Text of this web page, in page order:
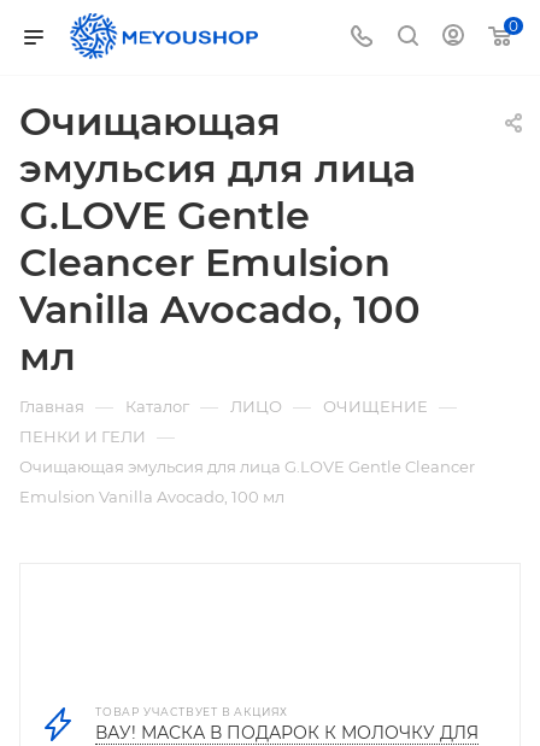
0
Очищающая
эмульсия для лица
G.LOVE Gentle
Cleancer Emulsion
Vanilla Avocado, 100
мл
Главная — Каталог — ЛИЦО — ОЧИЩЕНИЕ —
ПЕНКИ И ГЕЛИ —
Очищающая эмульсия для лица G.LOVE Gentle Cleancer
Emulsion Vanilla Avocado, 100 мл
ТОВАР УЧАСТВУЕТ В АКЦИЯХ
ВАУ! МАСКА В ПОДАРОК К МОЛОЧКУ ДЛЯ